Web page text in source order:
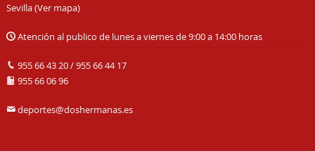
Sevilla (Ver mapa)
Atención al publico de lunes a viernes de 9:00 a 14:00 horas
955 66 43 20/955 66 44 17
955 66 06 96
deportes@doshermanas.es